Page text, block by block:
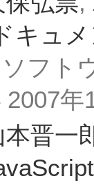
キュ
フト
2007
本晋一